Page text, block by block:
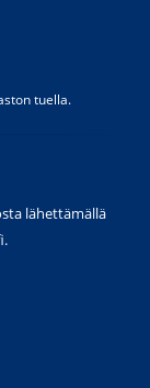
tuella.
lähettämällä
.